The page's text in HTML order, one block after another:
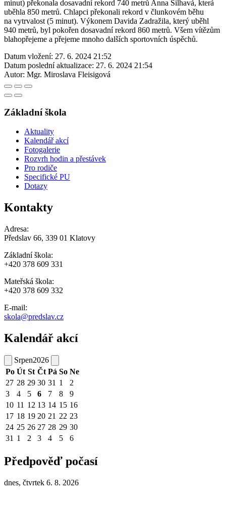
minut) překonala dosavadní rekord 740 metrů Anna Šilhavá, která
uběhla 850 metrů. Chlapci překonali rekord v člunkovém běhu
na vytrvalost (5 minut). Výkonem Davida Zadražila, který uběhl
940 metrů, byl pokořen dosavadní rekord 860 metrů. Všem vítězům
blahopřejeme a přejeme mnoho dalších sportovních úspěchů.
Datum vložení: 27. 6. 2024 21:52
Datum poslední aktualizace: 27. 6. 2024 21:54
Autor: Mgr. Miroslava Fleisigová
Základní škola
Aktuality
Kalendář akcí
Fotogalerie
Rozvrh hodin a přestávek
Pro rodiče
Specifické PU
Dotazy
Kontakty
Adresa:
Předslav 66, 339 01 Klatovy
Základní škola:
+420 378 609 331
Mateřská škola:
+420 378 609 332
E-mail:
skola@predslav.cz
Kalendář akcí
Srpen2026
Po Út St Čt Pá So Ne
27 28 29 30 31 1
2
3
4 5 6 7 8
9
10 11 12 13 14 15 16
17 18 19 20 21 22 23
24 25 26 27 28 29 30
31 1 2 3 4 5 6
Předpověď počasí
dnes, čtvrtek 6. 8. 2026